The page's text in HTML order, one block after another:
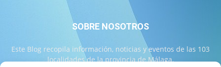
SOBRE NOSOTROS
Este Blog recopila información, noticias y eventos de las 103
localidades de la provincia de Málaga.